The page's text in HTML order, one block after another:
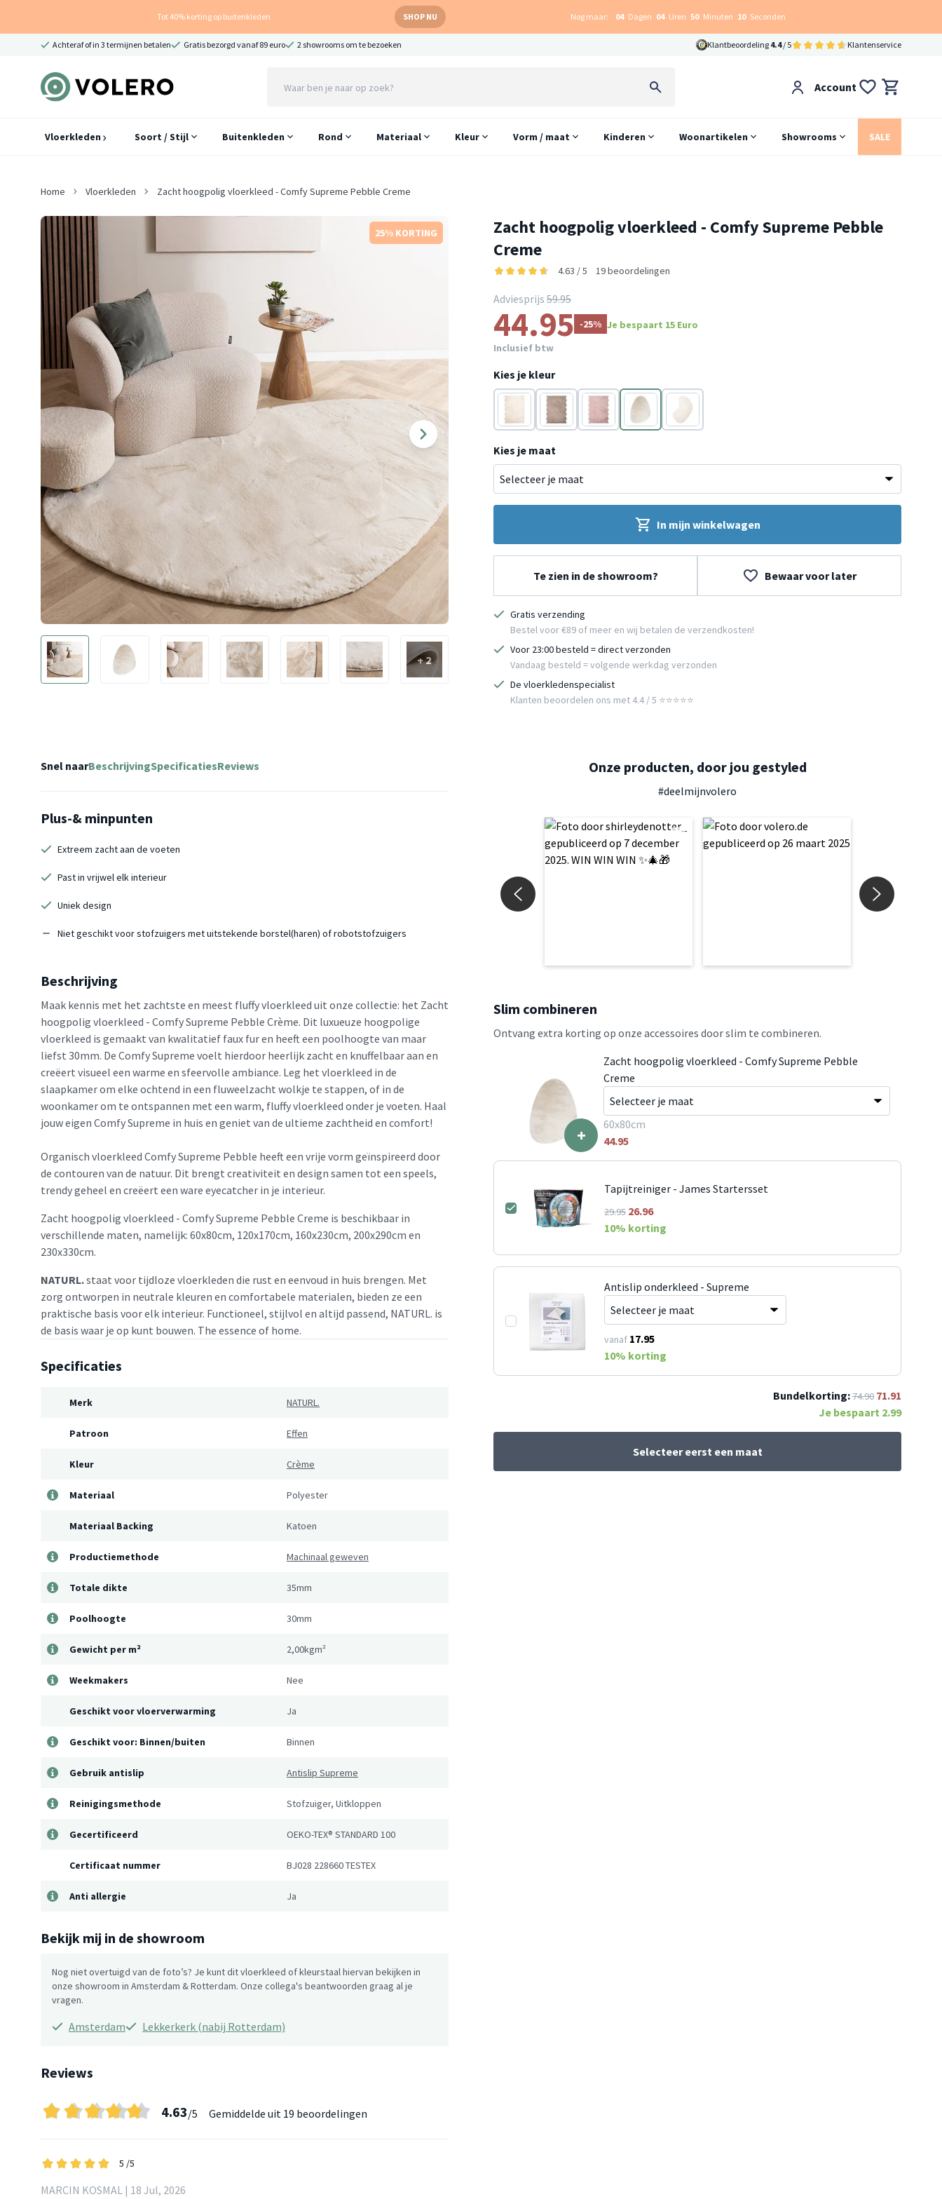
Tot 40% korting op buitenkleden SHOP NU Nog maar: 04 Dagen 04 Uren 50 Minuten 09 Seconden
Achteraf of in 3 termijnen betalen Gratis bezorgd vanaf 89 euro 2 showrooms om te bezoeken Klantbeoordeling 4.4/ 5 Klantenservice
Account
Vloerkleden Soort / Stijl Buitenkleden Rond Materiaal Kleur Vorm / maat Kinderen Woonartikelen Showrooms SALE
Home Vloerkleden Zacht hoogpolig vloerkleed - Comfy Supreme Pebble Creme
25% KORTING
+ 2
Zacht hoogpolig vloerkleed - Comfy Supreme Pebble
Creme
4.63 / 5 19 beoordelingen
Adviesprijs 59.95
44.95 -25% Je bespaart 15 Euro
Inclusief btw
Kies je kleur
Crème Taupe Roze Crème
Crème
Kies je maat
In mijn winkelwagen
Te zien in de showroom? Bewaar voor later
Gratis verzending
Bestel voor €89 of meer en wij betalen de verzendkosten!
Voor 23:00 besteld = direct verzonden
Vandaag besteld = volgende werkdag verzonden
De vloerkledenspecialist
Klanten beoordelen ons met 4.4 / 5 ⭐⭐⭐⭐⭐
Snel naarBeschrijvingSpecificatiesReviews
Plus-& minpunten
Extreem zacht aan de voeten
Past in vrijwel elk interieur
Uniek design
Niet geschikt voor stofzuigers met uitstekende borstel(haren) of robotstofzuigers
Beschrijving
Maak kennis met het zachtste en meest fluffy vloerkleed uit onze collectie: het Zacht
hoogpolig vloerkleed - Comfy Supreme Pebble Crème. Dit luxueuze hoogpolige
vloerkleed is gemaakt van kwalitatief faux fur en heeft een poolhoogte van maar
liefst 30mm. De Comfy Supreme voelt hierdoor heerlijk zacht en knuffelbaar aan en
creëert visueel een warme en sfeervolle ambiance. Leg het vloerkleed in de
slaapkamer om elke ochtend in een fluweelzacht wolkje te stappen, of in de
woonkamer om te ontspannen met een warm, fluffy vloerkleed onder je voeten. Haal
jouw eigen Comfy Supreme in huis en geniet van de ultieme zachtheid en comfort!
Organisch vloerkleed Comfy Supreme Pebble heeft een vrije vorm geïnspireerd door
de contouren van de natuur. Dit brengt creativiteit en design samen tot een speels,
trendy geheel en creëert een ware eyecatcher in je interieur.
Zacht hoogpolig vloerkleed - Comfy Supreme Pebble Creme is beschikbaar in
verschillende maten, namelijk: 60x80cm, 120x170cm, 160x230cm, 200x290cm en
230x330cm.
NATURL.staat voor tijdloze vloerkleden die rust en eenvoud in huis brengen. Met
zorg ontworpen in neutrale kleuren en comfortabele materialen, bieden ze een
praktische basis voor elk interieur. Functioneel, stijlvol en altijd passend, NATURL. is
de basis waar je op kunt bouwen. The essence of home.
Specificaties
Merk NATURL.
Patroon Effen
Kleur Crème
Materiaal Polyester
Materiaal Backing Katoen
Productiemethode Machinaal geweven
Totale dikte 35mm
Poolhoogte 30mm
Gewicht per m² 2,00kgm²
Weekmakers Nee
Geschikt voor vloerverwarming Ja
Geschikt voor: Binnen/buiten Binnen
Gebruik antislip Antislip Supreme
Reinigingsmethode Stofzuiger, Uitkloppen
Gecertificeerd OEKO-TEX® STANDARD 100
Certificaat nummer BJ028 228660 TESTEX
Anti allergie Ja
Bekijk mij in de showroom
Nog niet overtuigd van de foto’s? Je kunt dit vloerkleed of kleurstaal hiervan bekijken in
onze showroom in Amsterdam & Rotterdam. Onze collega's beantwoorden graag al je
vragen.
Amsterdam Lekkerkerk (nabij Rotterdam)
Reviews
4.63/5 Gemiddelde uit 19 beoordelingen
5 /5
MARCIN KOSMAL | 18 Jul, 2026
Onze producten, door jou gestyled
#deelmijnvolero
Slim combineren
Ontvang extra korting op onze accessoires door slim te combineren.
+
Zacht hoogpolig vloerkleed - Comfy Supreme Pebble
Creme
60x80cm
44.95
Tapijtreiniger - James Startersset
29.95 26.96
10% korting
Antislip onderkleed - Supreme
vanaf 17.95
10% korting
Bundelkorting:74.90 71.91
Je bespaart 2.99
Selecteer eerst een maat